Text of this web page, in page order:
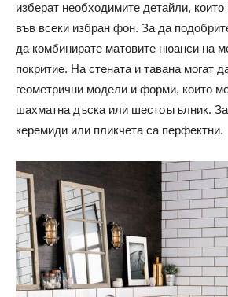
изберат необходимите детайли,
във всеки избран фон. За да
да комбинирате матовите нюанси на
покритие. На стената и тавана могат
геометрични модели и форми, които
шахматна дъска или шестоъгълник.
керемиди или пликчета са перфектни.